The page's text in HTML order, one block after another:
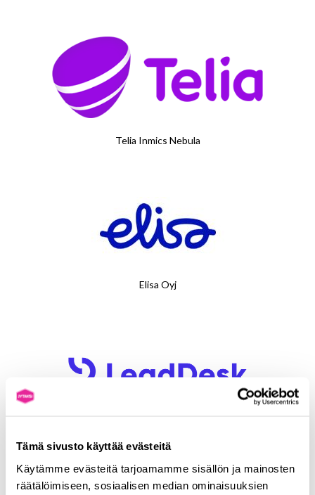
Tämä sivusto käyttää evästeitä
Käytämme evästeitä tarjoamamme sisällön ja mainosten
räätälöimiseen, sosiaalisen median ominaisuuksien
Telia Inmics Nebula
Elisa Oyj